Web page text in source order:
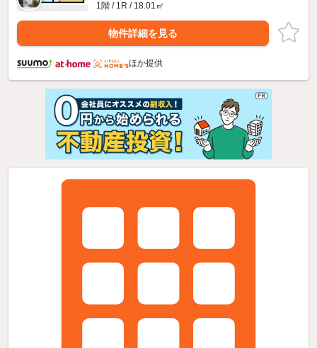
1階 / 1R / 18.01㎡
物件詳細を見る
ほか提供